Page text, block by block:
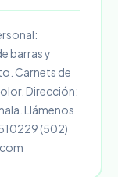
barras y
Carnets de
Dirección:
Llámenos
(502)